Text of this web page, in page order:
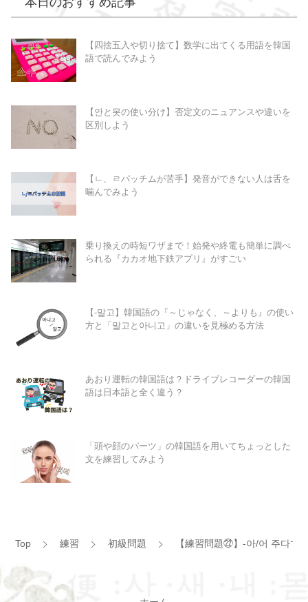
【四捨五入や切り捨て】数学に出てくる用語を韓国
語で読んでみよう
【안と못の使い分け】否定文のニュアンスや違いを
区別しよう
【ㄴ、ㄹパッチムが苦手】発音ができない人は舌を
噛んでみよう
乗り換えの時短ワザまで！始発や終電も簡単に調べ
られる『カカオ地下鉄アプリ』がすごい
【-말고】韓国語の『～じゃなく、～よりも』の使い
方と「말고と아니고」の違いを見極める方法
あおり運転の韓国語は？ドライブレコーダーの韓国
語は日本語と全く違う？
「頭や顔のパーツ」の韓国語を用いてちょっとした
文を練習してみよう
Top 練習 初級問題 【練習問題㉒】-아/어 주다で